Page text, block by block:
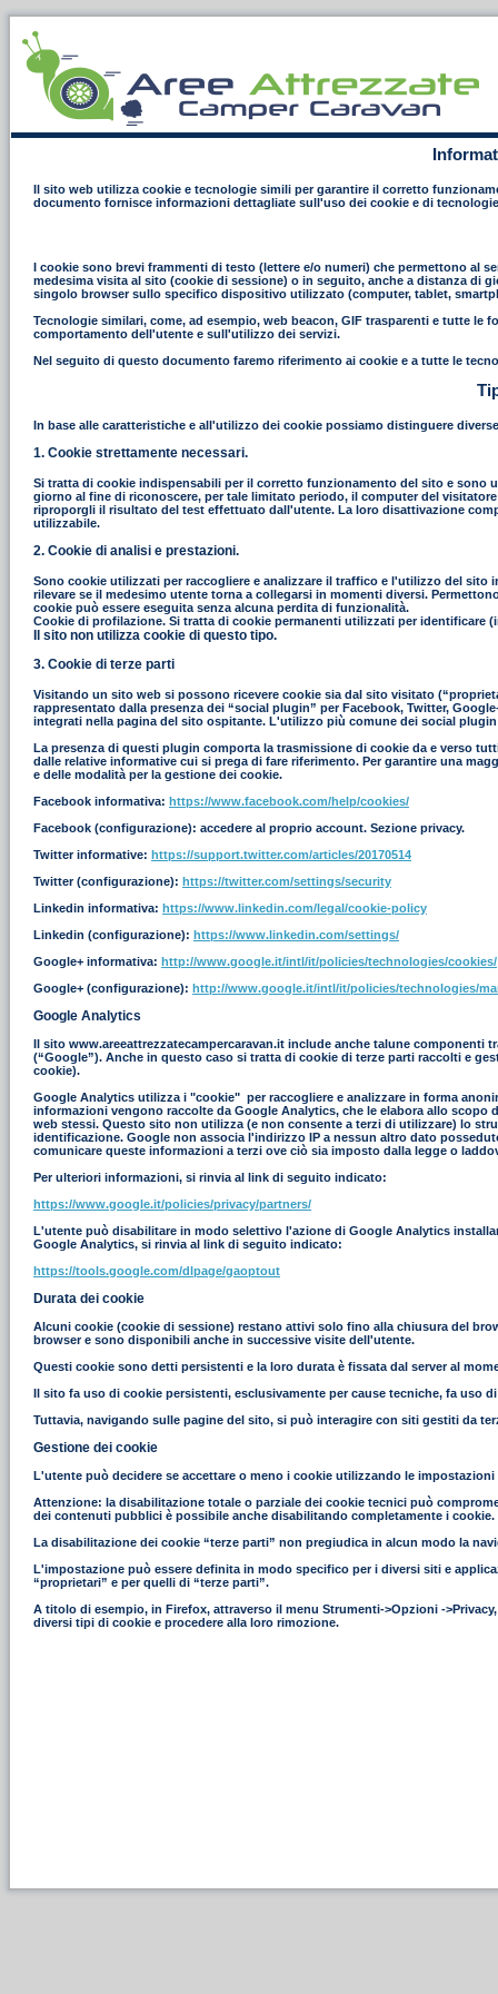
Il sito web utilizza cookie e tecnologie simili per garantire il corretto
documento fornisce informazioni dettagliate sull'uso dei cookie e di
I cookie sono brevi frammenti di testo (lettere e/o numeri) che permettono al
medesima visita al sito (cookie di sessione) o in seguito, anche a distanza di
singolo browser sullo specifico dispositivo utilizzato (computer, tablet,
Tecnologie similari, come, ad esempio, web beacon, GIF trasparenti e tutte
comportamento dell'utente e sull'utilizzo dei servizi.
Nel seguito di questo documento faremo riferimento ai cookie e a tutte le
In base alle caratteristiche e all'utilizzo dei cookie possiamo distinguere
1. Cookie strettamente necessari.
Si tratta di cookie indispensabili per il corretto funzionamento del sito e sono
giorno al fine di riconoscere, per tale limitato periodo, il computer del
riproporgli il risultato del test effettuato dall'utente. La loro disattivazione
utilizzabile.
2. Cookie di analisi e prestazioni.
Sono cookie utilizzati per raccogliere e analizzare il traffico e l'utilizzo del
rilevare se il medesimo utente torna a collegarsi in momenti diversi.
cookie può essere eseguita senza alcuna perdita di funzionalità.
Cookie di profilazione. Si tratta di cookie permanenti utilizzati per identificare
Il sito non utilizza cookie di questo tipo.
3. Cookie di terze parti
Visitando un sito web si possono ricevere cookie sia dal sito visitato
rappresentato dalla presenza dei “social plugin” per Facebook, Twitter,
integrati nella pagina del sito ospitante. L'utilizzo più comune dei social
La presenza di questi plugin comporta la trasmissione di cookie da e verso
dalle relative informative cui si prega di fare riferimento. Per garantire una
e delle modalità per la gestione dei cookie.
Facebook informativa: https://www.facebook.com/help/cookies/
Facebook (configurazione): accedere al proprio account. Sezione privacy.
Twitter informative: https://support.twitter.com/articles/20170514
Twitter (configurazione): https://twitter.com/settings/security
Linkedin informativa: https://www.linkedin.com/legal/cookie-policy
Linkedin (configurazione): https://www.linkedin.com/settings/
Google+ informativa: http://www.google.it/intl/it/policies/technologies/cookies/
Google+ (configurazione): http://www.google.it/intl/it/policies/technologies/
Google Analytics
Il sito www.areeattrezzatecampercaravan.it include anche talune
(“Google”). Anche in questo caso si tratta di cookie di terze parti raccolti e
cookie).
Google Analytics utilizza i "cookie" per raccogliere e analizzare in forma
informazioni vengono raccolte da Google Analytics, che le elabora allo
web stessi. Questo sito non utilizza (e non consente a terzi di utilizzare) lo
identificazione. Google non associa l'indirizzo IP a nessun altro dato
comunicare queste informazioni a terzi ove ciò sia imposto dalla legge o
Per ulteriori informazioni, si rinvia al link di seguito indicato:
https://www.google.it/policies/privacy/partners/
L'utente può disabilitare in modo selettivo l'azione di Google Analytics
Google Analytics, si rinvia al link di seguito indicato:
https://tools.google.com/dlpage/gaoptout
Durata dei cookie
Alcuni cookie (cookie di sessione) restano attivi solo fino alla chiusura del
browser e sono disponibili anche in successive visite dell'utente.
Questi cookie sono detti persistenti e la loro durata è fissata dal server al
Il sito fa uso di cookie persistenti, esclusivamente per cause tecniche, fa uso
Tuttavia, navigando sulle pagine del sito, si può interagire con siti gestiti da
Gestione dei cookie
L'utente può decidere se accettare o meno i cookie utilizzando le
Attenzione: la disabilitazione totale o parziale dei cookie tecnici può
dei contenuti pubblici è possibile anche disabilitando completamente i cookie.
La disabilitazione dei cookie “terze parti” non pregiudica in alcun modo la
L'impostazione può essere definita in modo specifico per i diversi siti e
“proprietari” e per quelli di “terze parti”.
A titolo di esempio, in Firefox, attraverso il menu Strumenti->Opzioni -
diversi tipi di cookie e procedere alla loro rimozione.